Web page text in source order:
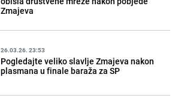
Zmajeva
26.03.26. 23:53
Pogledajte veliko slavlje Zmajeva nakon
plasmana u finale baraža za SP